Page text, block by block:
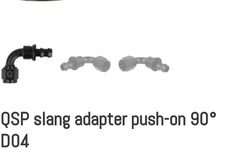
QSP slang adapter push-on 90°
D04